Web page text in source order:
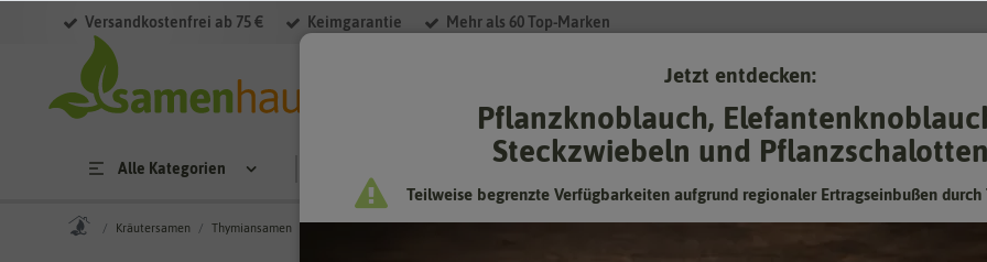
Versandkostenfrei ab 75 € Keimgarantie Mehr als 60 Top-Marken
Alle Kategorien
Kräutersamen Thymiansamen
Jetzt entdecken:
Pflanzknoblauch,
Steckzwiebeln und Pflanzschalotten
Teilweise begrenzte Verfügbarkeiten aufgrund regionaler Ertragseinbußen durch